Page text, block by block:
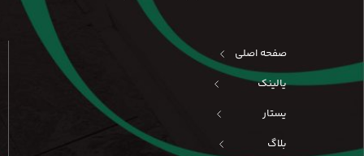
صفحه اصلی
یالینک
یستار
بلاگ